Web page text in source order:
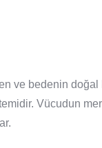
ve bedenin doğal
Vücudun